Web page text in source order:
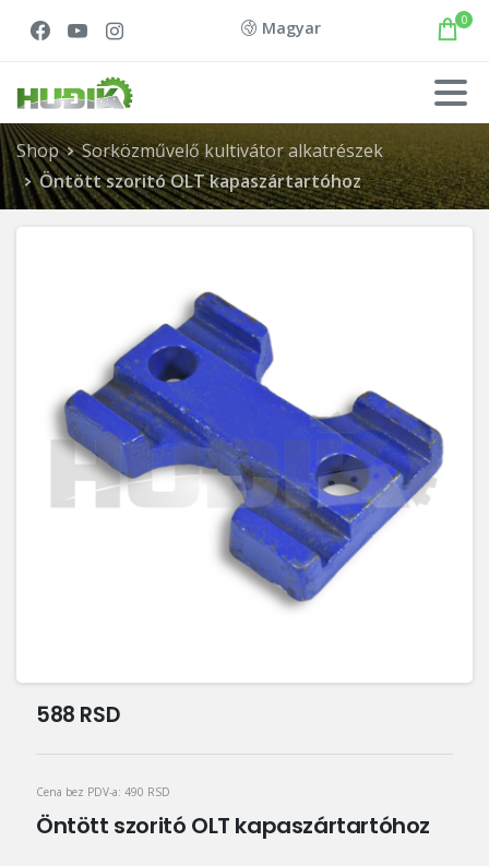
Magyar 0
Shop
Sorközművelő kultivátor alkatrészek
Öntött szoritó OLT kapaszártartóhoz
588 RSD
Cena bez PDV-a: 490 RSD
Öntött szoritó OLT kapaszártartóhoz